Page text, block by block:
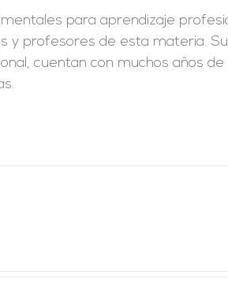
para aprendizaje
y profesores de esta materia.
cuentan con muchos años de